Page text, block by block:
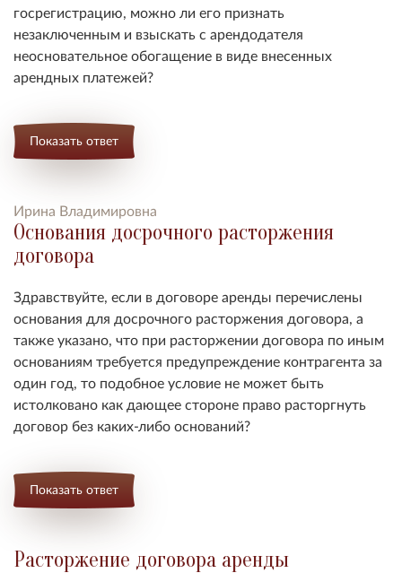
госрегистрацию, можно ли его признать
незаключенным и взыскать с арендодателя
неосновательное обогащение в виде внесенных
арендных платежей?
Показать ответ
Ирина Владимировна
Основания досрочного расторжения
договора
Здравствуйте, если в договоре аренды перечислены
основания для досрочного расторжения договора, а
также указано, что при расторжении договора по иным
основаниям требуется предупреждение контрагента за
один год, то подобное условие не может быть
истолковано как дающее стороне право расторгнуть
договор без каких-либо оснований?
Показать ответ
Расторжение договора аренды